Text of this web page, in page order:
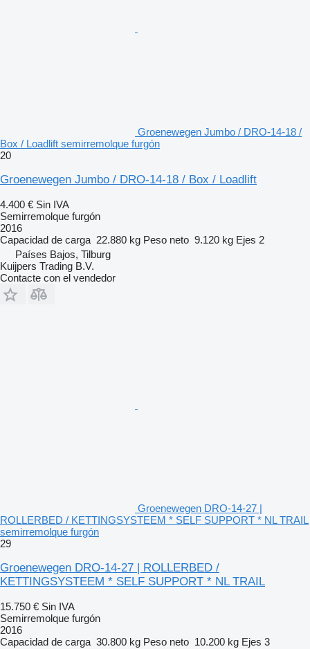
Groenewegen Jumbo / DRO-14-18 /
Box / Loadlift semirremolque furgón
20
Groenewegen Jumbo / DRO-14-18 / Box / Loadlift
4.400 € Sin IVA
Semirremolque furgón
2016
Capacidad de carga 22.880 kg Peso neto 9.120 kg Ejes 2
Países Bajos, Tilburg
Kuijpers Trading B.V.
Contacte con el vendedor
Groenewegen DRO-14-27 |
ROLLERBED / KETTINGSYSTEEM * SELF SUPPORT * NL TRAIL
semirremolque furgón
29
Groenewegen DRO-14-27 | ROLLERBED /
KETTINGSYSTEEM * SELF SUPPORT * NL TRAIL
15.750 € Sin IVA
Semirremolque furgón
2016
Capacidad de carga 30.800 kg Peso neto 10.200 kg Ejes 3